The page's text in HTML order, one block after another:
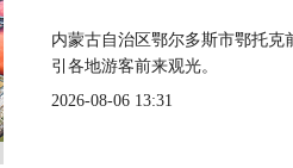
内蒙古自治区鄂尔多斯市鄂托
引各地游客前来观光。
2026-08-06 13:31